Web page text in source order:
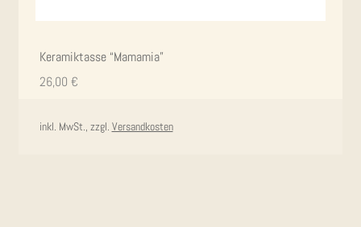
Kera­mik­tas­se “Mama­mia”
26,00 €
inkl. MwSt., zzgl. Versandkosten